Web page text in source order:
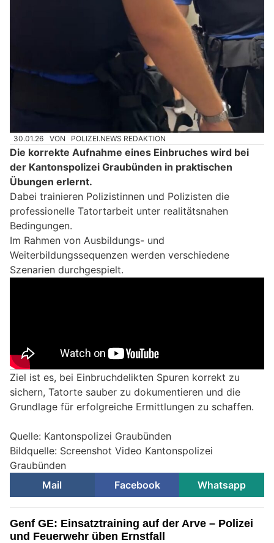
30.01.26 VON POLIZEI.NEWS REDAKTION
Die korrekte Aufnahme eines Einbruches wird bei
der Kantonspolizei Graubünden in praktischen
Übungen erlernt.
Dabei trainieren Polizistinnen und Polizisten die
professionelle Tatortarbeit unter realitätsnahen
Bedingungen.
Im Rahmen von Ausbildungs- und
Weiterbildungssequenzen werden verschiedene
Szenarien durchgespielt.
Ziel ist es, bei Einbruchdelikten Spuren korrekt zu
sichern, Tatorte sauber zu dokumentieren und die
Grundlage für erfolgreiche Ermittlungen zu schaffen.
Quelle: Kantonspolizei Graubünden
Bildquelle: Screenshot Video Kantonspolizei
Graubünden
Mail
Facebook Whatsapp
Genf GE: Einsatztraining auf der Arve – Polizei
und Feuerwehr üben Ernstfall